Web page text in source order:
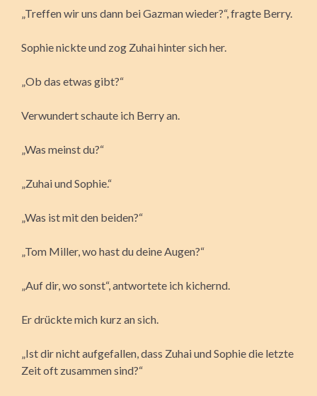
„Treffen wir uns dann bei Gazman wieder?“, fragte Berry.
Sophie nickte und zog Zuhai hinter sich her.
„Ob das etwas gibt?“
Verwundert schaute ich Berry an.
„Was meinst du?“
„Zuhai und Sophie.“
„Was ist mit den beiden?“
„Tom Miller, wo hast du deine Augen?“
„Auf dir, wo sonst“, antwortete ich kichernd.
Er drückte mich kurz an sich.
„Ist dir nicht aufgefallen, dass Zuhai und Sophie die letzte
Zeit oft zusammen sind?“